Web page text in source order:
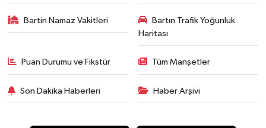
Bartin Namaz Vakitleri
Bartın Trafik Yoğunluk
Haritası
Puan Durumu ve Fikstür Tüm Manşetler
Son Dakika Haberleri Haber Arşivi